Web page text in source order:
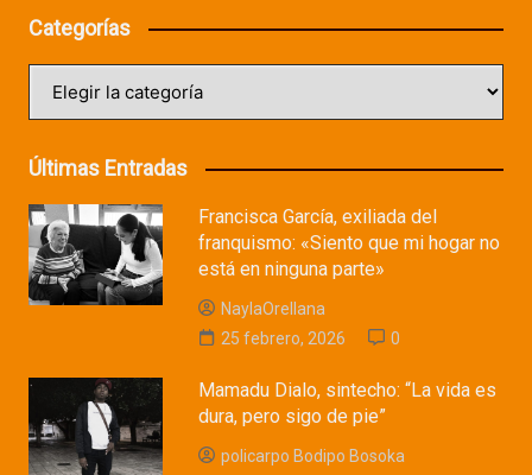
Categorías
Últimas Entradas
Francisca García, exiliada del
franquismo: «Siento que mi hogar no
está en ninguna parte»
NaylaOrellana
25 febrero, 2026
0
Mamadu Dialo, sintecho: “La vida es
dura, pero sigo de pie”
policarpo Bodipo Bosoka